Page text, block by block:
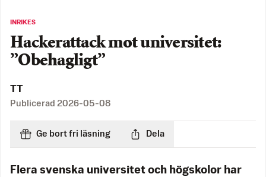
INRIKES
Hackerattack mot universitet:
”Obehagligt”
TT
Publicerad 2026-05-08
Ge bort fri läsning Dela
Flera svenska universitet och högskolor har